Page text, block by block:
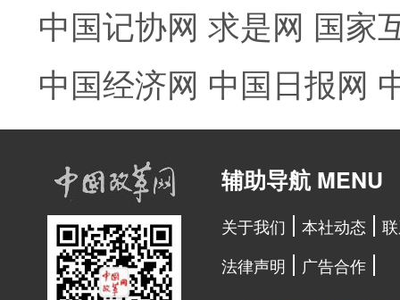
中国记协网 求是网 国家
中国经济网 中国日报网
辅助导航 MENU
关于我们 本社动态
法律声明
广告合作